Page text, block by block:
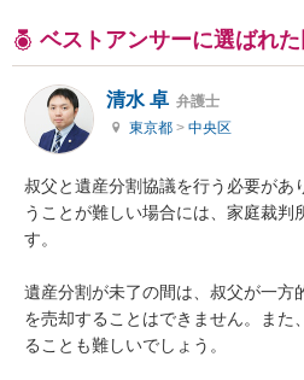
ベストアンサーに選ばれ
清水 卓 弁護士
東京都 > 中央区
叔父と遺産分割協議を行う必要があ
うことが難しい場合には、家庭裁判
す。
遺産分割が未了の間は、叔父が一方
を売却することはできません。また
ることも難しいでしょう。